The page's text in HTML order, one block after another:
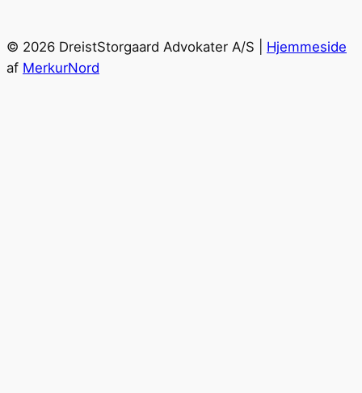
© 2026 DreistStorgaard Advokater A/S | Hjemmeside
af MerkurNord